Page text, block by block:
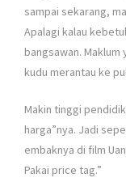
sampai sekarang,
Apalagi kalau
bangsawan.
kudu merantau ke
Makin tinggi
harga”nya. Jadi
embaknya di film
Pakai price tag.”